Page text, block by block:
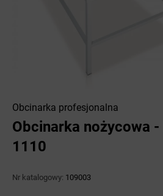
Obcinarka profesjonalna
Obcinarka nożycowa -
1110
Nr katalogowy: 109003